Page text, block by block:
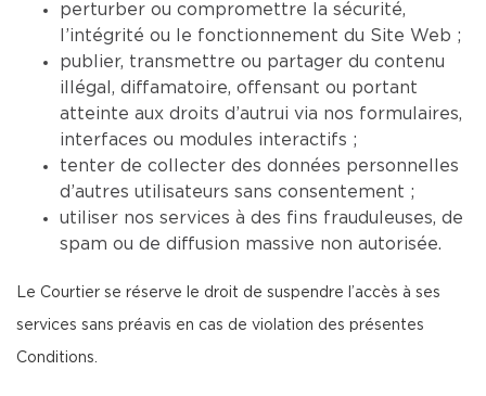
perturber ou compromettre la sécurité,
l’intégrité ou le fonctionnement du Site Web ;
publier, transmettre ou partager du contenu
illégal, diffamatoire, offensant ou portant
atteinte aux droits d’autrui via nos formulaires,
interfaces ou modules interactifs ;
tenter de collecter des données personnelles
d’autres utilisateurs sans consentement ;
utiliser nos services à des fins frauduleuses, de
spam ou de diffusion massive non autorisée.
Le Courtier se réserve le droit de suspendre l’accès à ses
services sans préavis en cas de violation des présentes
Conditions.